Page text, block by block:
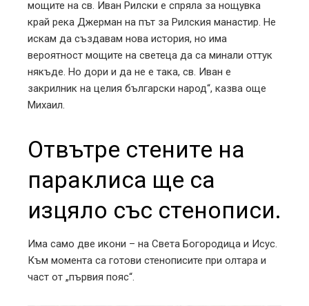
мощите на св. Иван Рилски е спряла за нощувка
край река Джерман на път за Рилския манастир. Не
искам да създавам нова история, но има
вероятност мощите на светеца да са минали оттук
някъде. Но дори и да не е така, св. Иван е
закрилник на целия български народ“, казва още
Михаил.
Отвътре стените на
параклиса ще са
изцяло със стенописи.
Има само две икони – на Света Богородица и Исус.
Към момента са готови стенописите при олтара и
част от „първия пояс“.